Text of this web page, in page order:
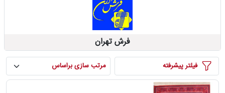
فرش تهران
فیلتر پيشرفته